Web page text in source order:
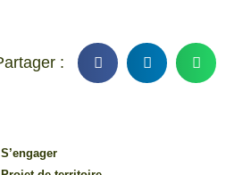
S’engager